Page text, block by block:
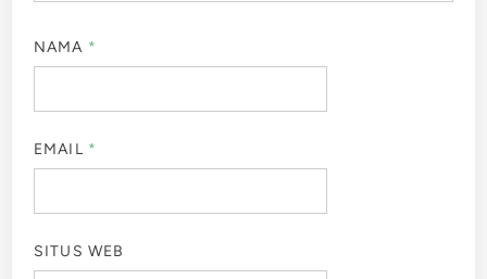
NAMA *
EMAIL *
SITUS WEB